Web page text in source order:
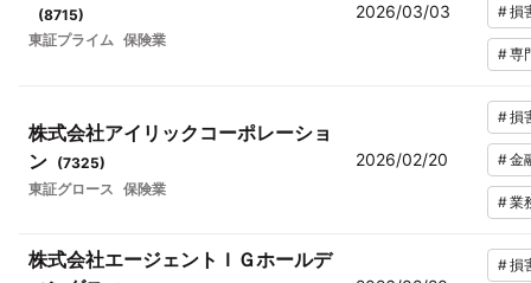
(8715)
東証プライム 保険業
2026/03/03 #損
#専
株式会社アイリックコーポレーショ
ン (7325)
東証グロース 保険業
2026/02/20
#損
#金
#業
株式会社エージェントＩＧホールデ
#損